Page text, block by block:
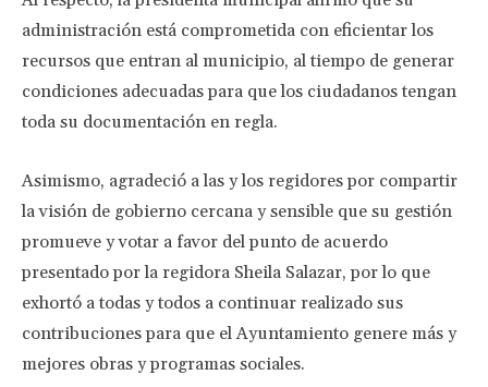
administración está comprometida con eficientar los
recursos que entran al municipio, al tiempo de generar
condiciones adecuadas para que los ciudadanos tengan
toda su documentación en regla.
Asimismo, agradeció a las y los regidores por compartir
la visión de gobierno cercana y sensible que su gestión
promueve y votar a favor del punto de acuerdo
presentado por la regidora Sheila Salazar, por lo que
exhortó a todas y todos a continuar realizado sus
contribuciones para que el Ayuntamiento genere más y
mejores obras y programas sociales.